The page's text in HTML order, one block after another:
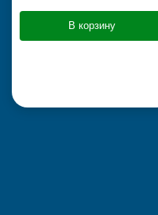
В корзину